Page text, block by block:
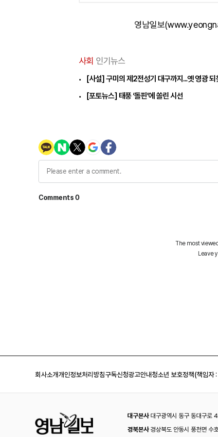
영남일보
사회 인기뉴스
[사설] 구미의 제2전성기 대구까지...옛 영광 되
[포토뉴스] 태풍 ‘돌핀’에 쏠린 시선
회사소개개인정보처리방침구독신청광고안내청소년 보호정책(책임자
대구본사대구광역시 동구 동대구로
경북본사경상북도 안동시 풍천면 수